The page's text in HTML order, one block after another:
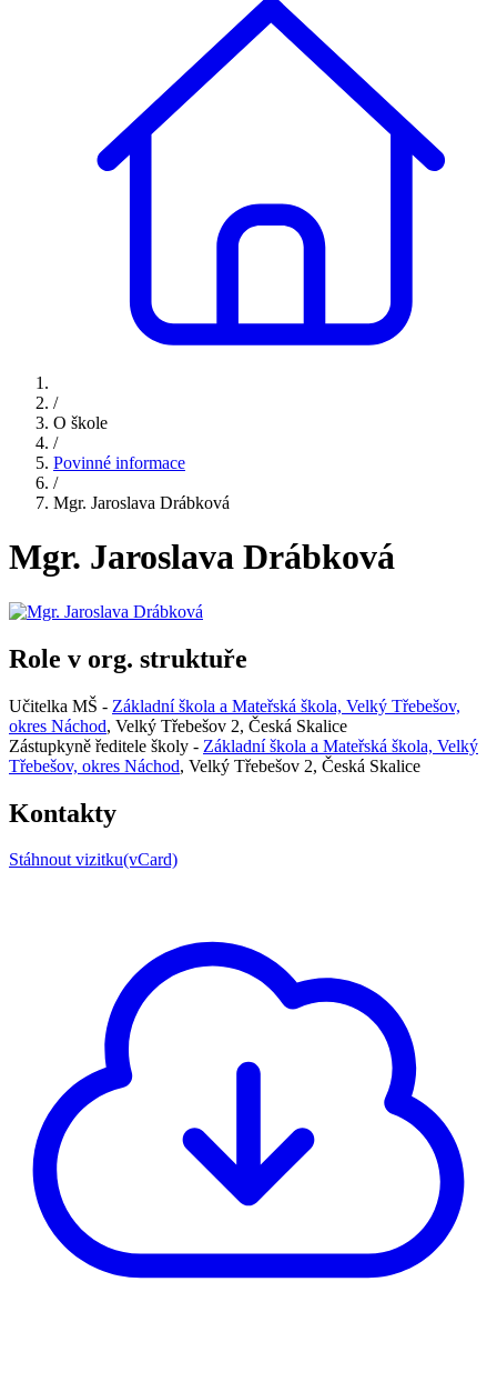
/
O škole
/
Povinné informace
/
Mgr. Jaroslava Drábková
Mgr. Jaroslava Drábková
Role v org. struktuře
Učitelka MŠ - Základní škola a Mateřská škola, Velký Třebešov,
okres Náchod, Velký Třebešov 2, Česká Skalice
Zástupkyně ředitele školy - Základní škola a Mateřská škola, Velký
Třebešov, okres Náchod, Velký Třebešov 2, Česká Skalice
Kontakty
Stáhnout vizitku(vCard)